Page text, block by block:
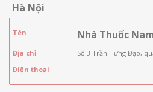
Hà Nội
Tên Nhà Thuốc
Địa chỉ
Số 3 Trần Hưng Đạo,
Điện thoại